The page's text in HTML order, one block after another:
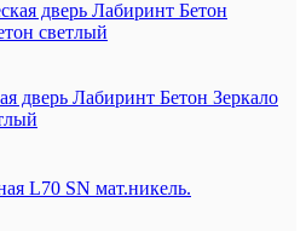
дверь Лабиринт Бетон Зеркало